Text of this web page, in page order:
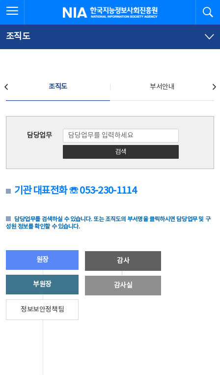
문
로
가
체
뉴
바
가
한국지능정보사회진흥원
조직도
조직도 부서안내
담당업무
검색
기관 대표전화 ☏ 053-230-1114
담당업무를 검색하실 수 있습니다. 또는 조직도의 부서명을 클릭하시면 담당업무 및 구
성원 정보를 확인할 수 있습니다.
원장
부원장
정보보안정책팀
감사
감사실